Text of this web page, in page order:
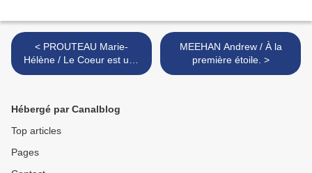
< PROUTEAU Marie-
Hélène / Le Coeur est une
place forte.
MEEHAN Andrew / À la
première étoile. >
Hébergé par Canalblog
Top articles
Pages